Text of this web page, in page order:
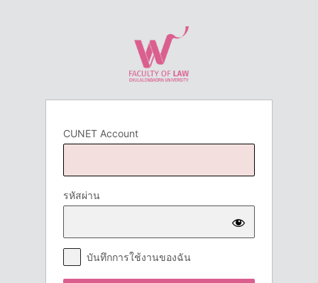
CUNET Account
รหัสผ่าน
บันทึกการใช้งานของฉัน